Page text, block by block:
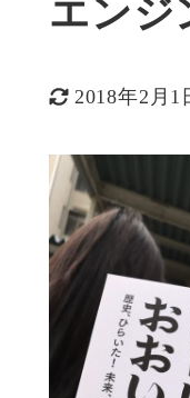
エンジ
更新日
2018年2月1